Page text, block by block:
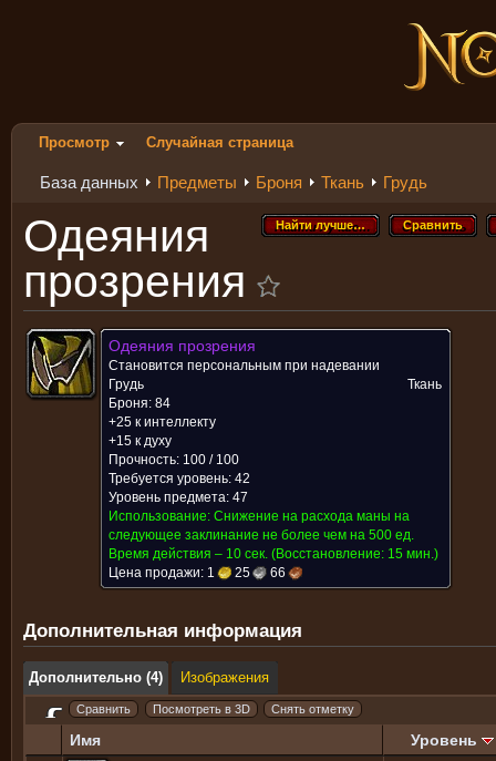
Просмотр Случайная страница
База данных Предметы Броня Ткань Грудь
Сравнить
Сравнить
Найти лучше…
Найти лучше…
Одеяния
прозрения
Одеяния прозрения
Становится персональным при надевании
Грудь
Ткань
Броня: 84
+25 к интеллекту
+15 к духу
Прочность: 100 / 100
Требуется уровень: 42
Уровень предмета: 47
Использование: Снижение на расхода маны на
следующее заклинание не более чем на 500 ед.
Время действия – 10 сек. (Восстановление: 15 мин.)
Цена продажи: 1 25 66
Дополнительная информация
Дополнительно (4) Изображения
Имя Уровень